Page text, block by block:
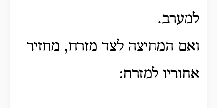
למערב.
ואם המחיצה לצד מזרח, מחזיר
אחוריו למזרח: